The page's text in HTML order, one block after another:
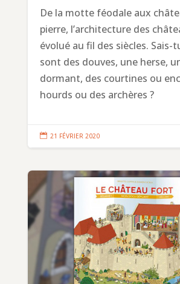
De la motte féodale aux
pierre, l’architecture des
évolué au fil des siècles. Sais-
sont des douves, une herse,
dormant, des courtines ou
hourds ou des archères ?
 21 FÉVRIER 2020